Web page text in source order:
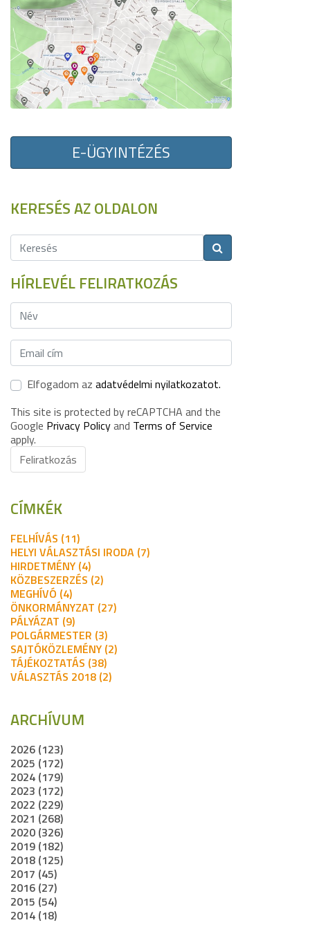
E-ÜGYINTÉZÉS
KERESÉS AZ OLDALON
HÍRLEVÉL FELIRATKOZÁS
Elfogadom az adatvédelmi nyilatkozatot.
This site is protected by reCAPTCHA and the
Google Privacy Policyand Terms of Service
apply.
Feliratkozás
CÍMKÉK
FELHÍVÁS (11)
HELYI VÁLASZTÁSI IRODA (7)
HIRDETMÉNY (4)
KÖZBESZERZÉS (2)
MEGHÍVÓ (4)
ÖNKORMÁNYZAT (27)
PÁLYÁZAT (9)
POLGÁRMESTER (3)
SAJTÓKÖZLEMÉNY (2)
TÁJÉKOZTATÁS (38)
VÁLASZTÁS 2018 (2)
ARCHÍVUM
2026 (123)
2025 (172)
2024 (179)
2023 (172)
2022 (229)
2021 (268)
2020 (326)
2019 (182)
2018 (125)
2017 (45)
2016 (27)
2015 (54)
2014 (18)